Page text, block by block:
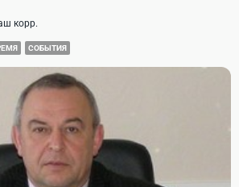
корр.
СОБЫТИЯ